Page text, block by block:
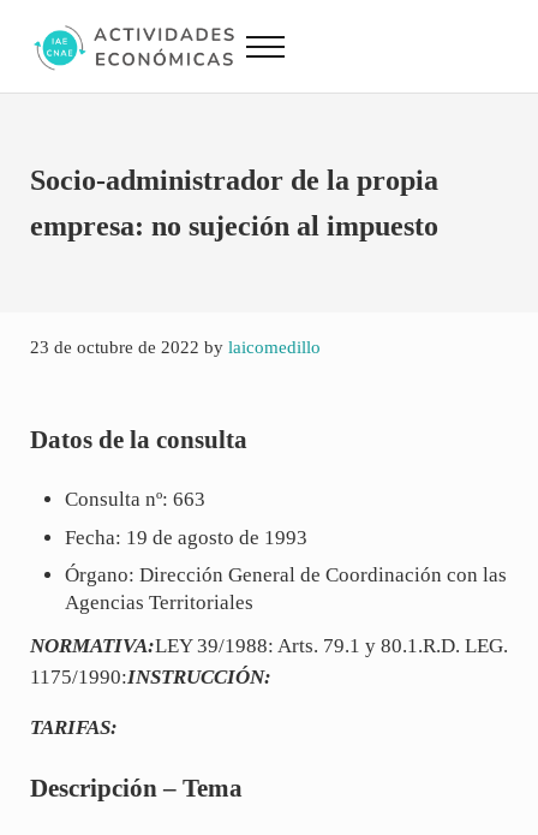
Actividades Económicas IAE CNAE
Menu
Socio-administrador de la propia
empresa: no sujeción al impuesto
23 de octubre de 2022 by laicomedillo
Datos de la consulta
Consulta nº: 663
Fecha: 19 de agosto de 1993
Órgano: Dirección General de Coordinación con las
Agencias Territoriales
NORMATIVA:LEY 39/1988: Arts. 79.1 y 80.1.R.D. LEG.
1175/1990:INSTRUCCIÓN:
TARIFAS:
Descripción – Tema